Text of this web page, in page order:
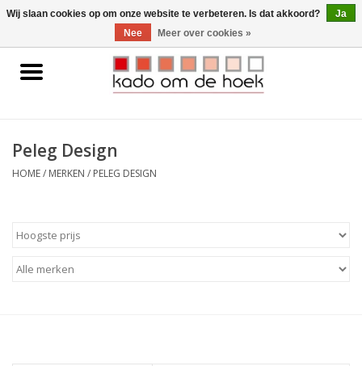
0 Artikelen - €0,00
Home
Gadgets
Peleg Design
HOME/ MERKEN / PELEG DESIGN
Wij slaan cookies op om onze website te verbeteren. Is dat akkoord?
Ja
Nee
Meer over cookies »